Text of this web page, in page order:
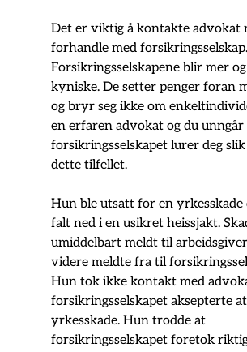
Det er viktig å kontakte advokat
forhandle med forsikringsselskap.
Forsikringsselskapene blir mer
kyniske. De setter penger foran
og bryr seg ikke om
en erfaren advokat og du unngår
forsikringsselskapet lurer deg
dette tilfellet.
Hun ble utsatt for en yrkesskade
falt ned i en usikret heissjakt.
umiddelbart meldt til
videre meldte fra til
Hun tok ikke kontakt med
forsikringsselskapet aksepterte
yrkesskade. Hun trodde at
forsikringsselskapet foretok